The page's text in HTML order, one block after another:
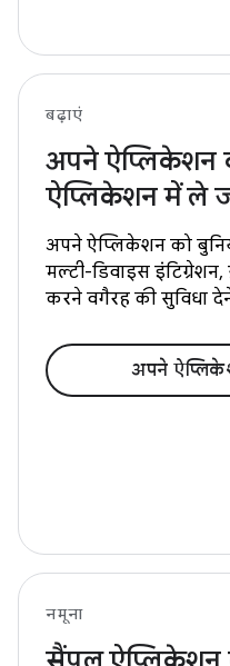
बढ़ाएं
अपने ऐप्लिकेशन
ऐप्लिकेशन में ले
अपने ऐप्लिकेशन को
मल्टी-डिवाइस
करने वगैरह की सुविधा
अपने
नमूना